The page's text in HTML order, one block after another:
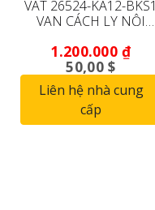
VAT 26524-KA12-BKS1
VAN CÁCH LY NỘI
ĐỘNG)
1.200.000₫
50,00 $
Liên hệ nhà cung
cấp